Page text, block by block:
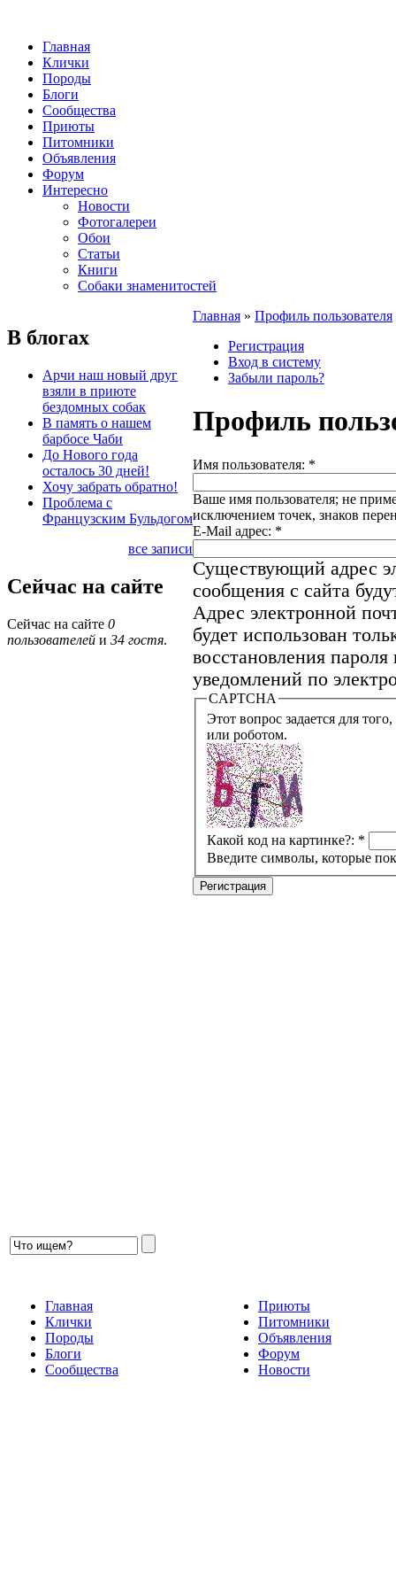
Главная
Клички
Породы
Блоги
Сообщества
Приюты
Питомники
Объявления
Форум
Интересно
Новости
Фотогалереи
Обои
Статьи
Книги
Собаки знаменитостей
В блогах
Арчи наш новый друг
взяли в приюте
бездомных собак
В память о нашем
барбосе Чаби
До Нового года
осталось 30 дней!
Хочу забрать обратно!
Проблема с
Французским Бульдогом
все записи
Сейчас на сайте
Сейчас на сайте 0
пользователей и 34 гостя.
Главная » Профиль пользователя
Регистрация
Вход в систему
Забыли пароль?
Профиль
Имя пользователя: *
Ваше имя пользователя; не
исключением точек, знаков
E-Mail адрес: *
Существующий адрес
сообщения с сайта
Адрес электронной
будет использован
восстановления
уведомлений по
CAPTCHA
Этот вопрос задается для того,
или роботом.
Какой код на картинке?: *
Введите символы, которые
Главная
Клички
Породы
Блоги
Сообщества
Приюты
Питомники
Объявления
Форум
Новости